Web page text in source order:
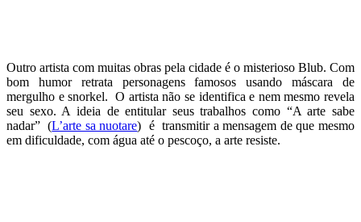
Outro artista com muitas obras pela cidade é o misterioso Blub. Com
bom humor retrata personagens famosos usando máscara de
mergulho e snorkel. O artista não se identifica e nem mesmo revela
seu sexo. A ideia de entitular seus trabalhos como “A arte sabe
nadar” (L’arte sa nuotare) é transmitir a mensagem de que mesmo
em dificuldade, com água até o pescoço, a arte resiste.